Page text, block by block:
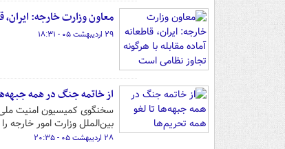
معاون وزارت خارجه: ایران،
۲۹ اردیبهشت ۰۵ - ۱۸:۳۱
از خاتمه جنگ در همه
سخنگوی کمیسیون امنیت
بین‌الملل وزارت امور خارجه
۲۸ اردیبهشت ۰۵ - ۲۰:۳۵